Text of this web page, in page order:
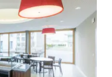
Länzerthus
Immobilien